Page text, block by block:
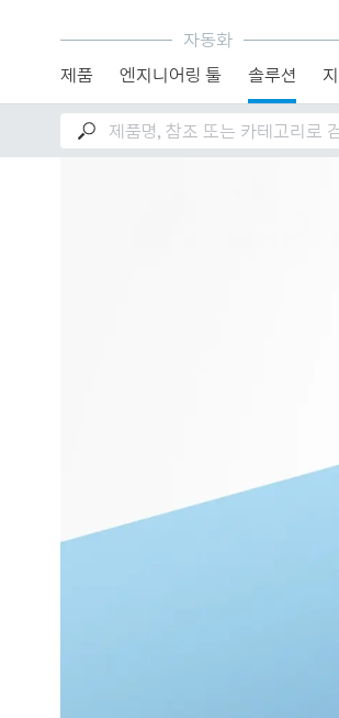
자동화
제품
엔지니어링 툴 솔루션